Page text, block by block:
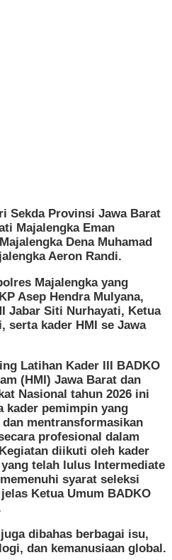
Sekda Provinsi Jawa Barat
Majalengka Eman
Dena Muhamad
Aeron Randi.
Majalengka yang
Asep Hendra Mulyana,
Jabar Siti Nurhayati, Ketua
serta kader HMI se Jawa
Latihan Kader III BADKO
(HMI) Jawa Barat dan
Nasional tahun 2026 ini
kader pemimpin yang
mentransformasikan
profesional dalam
diikuti oleh kader
telah lulus Intermediate
syarat seleksi
Ketua Umum BADKO
dibahas berbagai isu,
dan kemanusiaan global.